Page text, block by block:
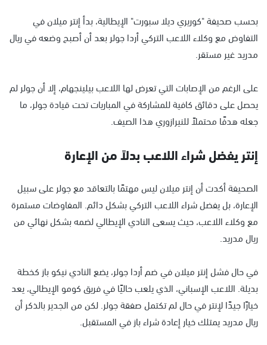
بحسب صحيفة "كوريري ديلا سبورت" الإيطالية، بدأ إنتر ميلان في
التفاوض مع وكلاء اللاعب التركي أردا جولر بعد أن أصبح وضعه في ريال
مدريد غير مستقر.
على الرغم من الإصابات التي تعرض لها اللاعب بيلينجهام، إلا أن جولر لم
يحصل على دقائق كافية للمشاركة في المباريات تحت قيادة جولر، ما
جعله هدفًا محتملاً للنيرازوري هذا الصيف.
إنتر يفضل شراء اللاعب بدلاً من الإعارة
الصحيفة أكدت أن إنتر ميلان ليس مهتمًا بالتعاقد مع جولر على سبيل
الإعارة، بل يفضل شراء اللاعب التركي بشكل دائم. المفاوضات مستمرة
مع وكلاء اللاعب، حيث يسعى النادي الإيطالي لضمه بشكل نهائي من
ريال مدريد.
في حال فشل إنتر ميلان في ضم أردا جولر، يضع النادي نيكو باز كخطة
بديلة. اللاعب الإسباني، الذي يلعب حاليًا في فريق كومو الإيطالي، يعد
خيارًا جيدًا لإنتر في حال لم تكتمل صفقة جولر. لكن من الجدير بالذكر أن
ريال مدريد يمتلك خيار إعادة شراء باز في المستقبل.